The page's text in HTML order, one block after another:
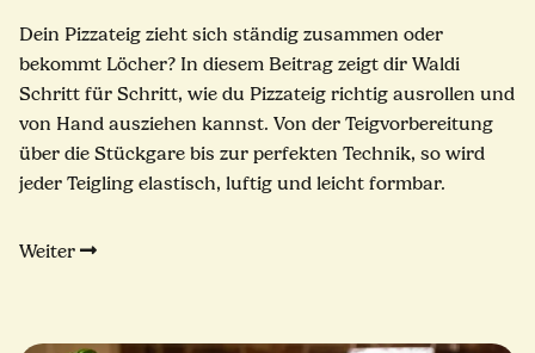
Dein Pizzateig zieht sich ständig zusammen oder
bekommt Löcher? In diesem Beitrag zeigt dir Waldi
Schritt für Schritt, wie du Pizzateig richtig ausrollen und
von Hand ausziehen kannst. Von der Teigvorbereitung
über die Stückgare bis zur perfekten Technik, so wird
jeder Teigling elastisch, luftig und leicht formbar.
Weiter